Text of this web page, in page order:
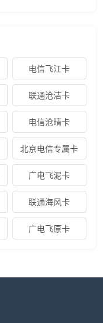
电信飞江卡
联通沧洁卡
电信沧晴卡
北京电信专属卡
广电飞泥卡
联通海风卡
广电飞原卡